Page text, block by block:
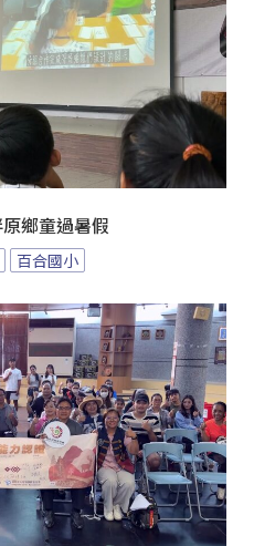
鄉童過暑假
百合國小